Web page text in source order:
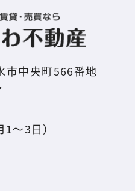
市中央町566番地
1〜3日）